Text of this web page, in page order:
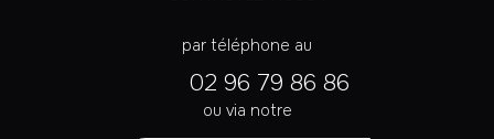
par téléphone au
02 96 79 86 86
ou via notre